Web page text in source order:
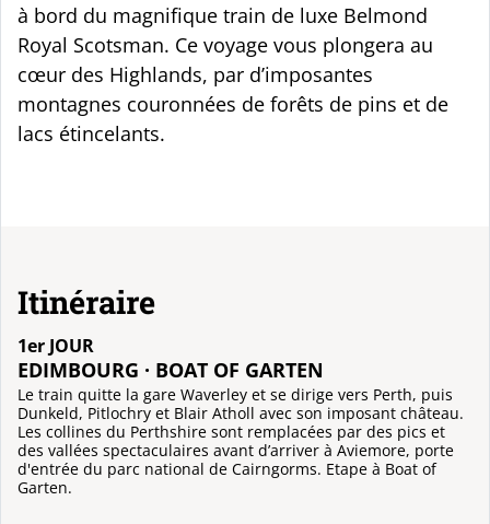
à bord du magnifique train de luxe Belmond
Royal Scotsman. Ce voyage vous plongera au
cœur des Highlands, par d’imposantes
montagnes couronnées de forêts de pins et de
lacs étincelants.
Itinéraire
1er JOUR
EDIMBOURG · BOAT OF GARTEN
Le train quitte la gare Waverley et se dirige vers Perth, puis
Dunkeld, Pitlochry et Blair Atholl avec son imposant château.
Les collines du Perthshire sont remplacées par des pics et
des vallées spectaculaires avant d’arriver à Aviemore, porte
d'entrée du parc national de Cairngorms. Etape à Boat of
Garten.